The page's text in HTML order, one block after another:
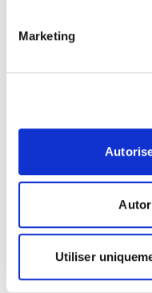
Marketing
Utiliser